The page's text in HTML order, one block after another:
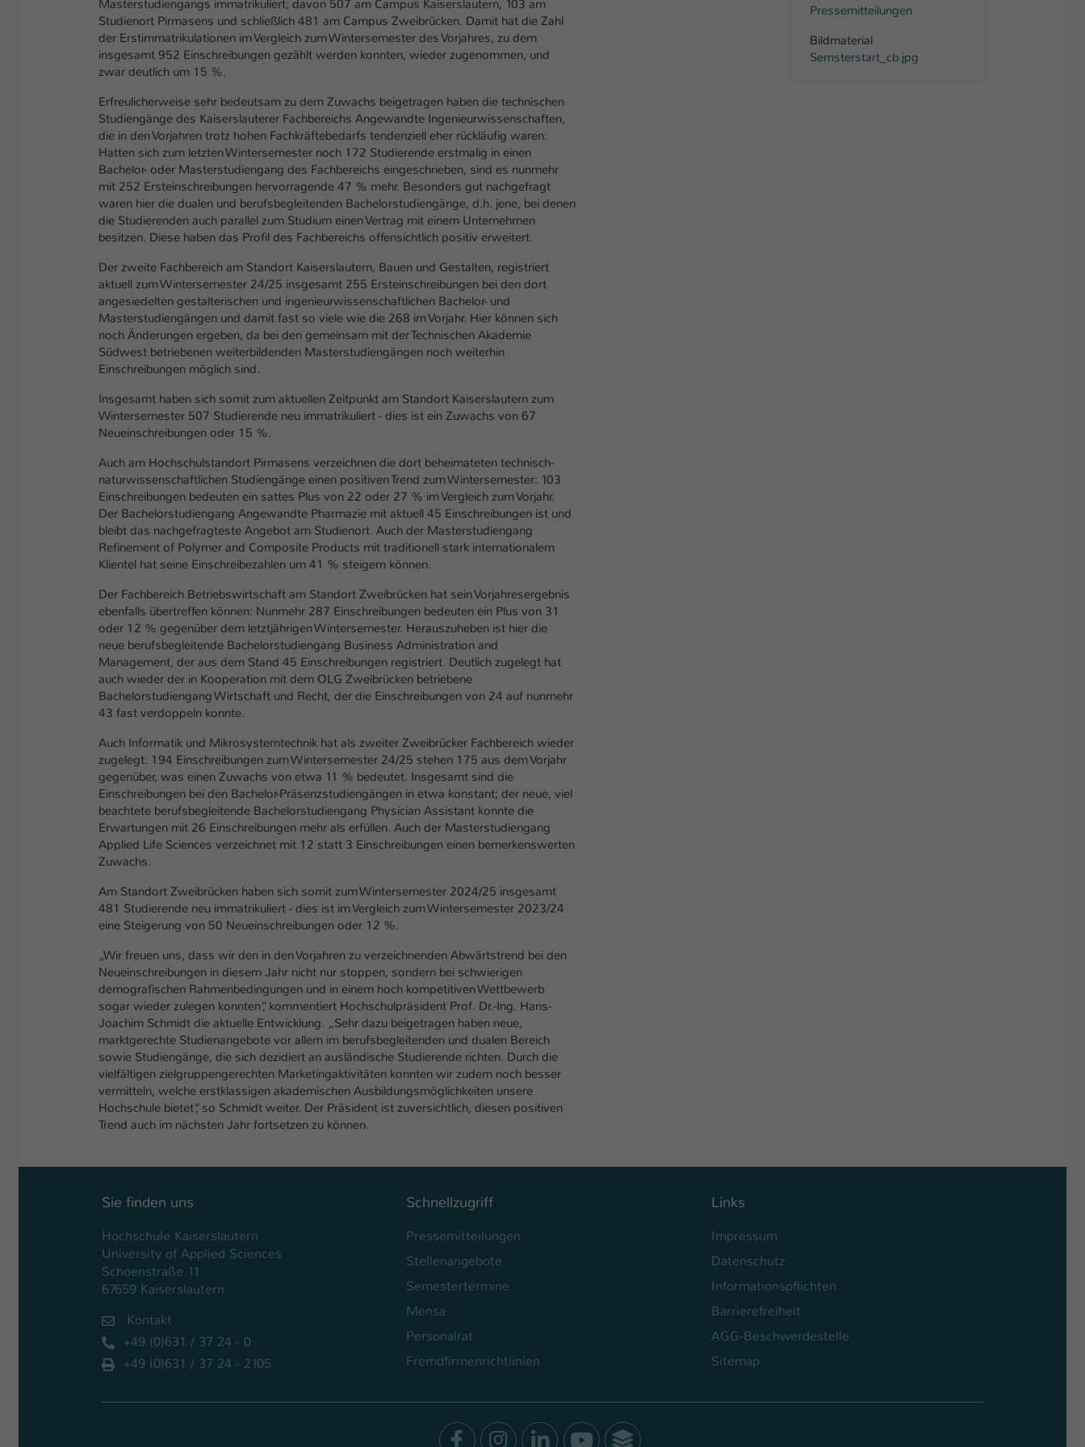
Masterstudiengangs immatrikuliert; davon 507 am Campus Kaiserslautern, 103 am
Studienort Pirmasens und schließlich 481 am Campus Zweibrücken. Damit hat die Zahl
der Erstimmatrikulationen im Vergleich zum Wintersemester des Vorjahres, zu dem
insgesamt 952 Einschreibungen gezählt werden konnten, wieder zugenommen, und
zwar deutlich um 15 %.
Erfreulicherweise sehr bedeutsam zu dem Zuwachs beigetragen haben die technischen
Studiengänge des Kaiserslauterer Fachbereichs Angewandte Ingenieurwissenschaften,
die in den Vorjahren trotz hohen Fachkräftebedarfs tendenziell eher rückläufig waren:
Hatten sich zum letzten Wintersemester noch 172 Studierende erstmalig in einen
Bachelor- oder Masterstudiengang des Fachbereichs eingeschrieben, sind es nunmehr
mit 252 Ersteinschreibungen hervorragende 47 % mehr. Besonders gut nachgefragt
waren hier die dualen und berufsbegleitenden Bachelorstudiengänge, d.h. jene, bei denen
die Studierenden auch parallel zum Studium einen Vertrag mit einem Unternehmen
besitzen. Diese haben das Profil des Fachbereichs offensichtlich positiv erweitert.
Der zweite Fachbereich am Standort Kaiserslautern, Bauen und Gestalten, registriert
aktuell zum Wintersemester 24/25 insgesamt 255 Ersteinschreibungen bei den dort
angesiedelten gestalterischen und ingenieurwissenschaftlichen Bachelor- und
Masterstudiengängen und damit fast so viele wie die 268 im Vorjahr. Hier können sich
noch Änderungen ergeben, da bei den gemeinsam mit der Technischen Akademie
Südwest betriebenen weiterbildenden Masterstudiengängen noch weiterhin
Einschreibungen möglich sind.
Insgesamt haben sich somit zum aktuellen Zeitpunkt am Standort Kaiserslautern zum
Wintersemester 507 Studierende neu immatrikuliert - dies ist ein Zuwachs von 67
Neueinschreibungen oder 15 %.
Auch am Hochschulstandort Pirmasens verzeichnen die dort beheimateten technisch-
naturwissenschaftlichen Studiengänge einen positiven Trend zum Wintersemester: 103
Einschreibungen bedeuten ein sattes Plus von 22 oder 27 % im Vergleich zum Vorjahr.
Der Bachelorstudiengang Angewandte Pharmazie mit aktuell 45 Einschreibungen ist und
bleibt das nachgefragteste Angebot am Studienort. Auch der Masterstudiengang
Refinement of Polymer and Composite Products mit traditionell stark internationalem
Klientel hat seine Einschreibezahlen um 41 % steigern können.
Der Fachbereich Betriebswirtschaft am Standort Zweibrücken hat sein Vorjahresergebnis
ebenfalls übertreffen können: Nunmehr 287 Einschreibungen bedeuten ein Plus von 31
oder 12 % gegenüber dem letztjährigen Wintersemester. Herauszuheben ist hier die
neue berufsbegleitende Bachelorstudiengang Business Administration and
Management, der aus dem Stand 45 Einschreibungen registriert. Deutlich zugelegt hat
auch wieder der in Kooperation mit dem OLG Zweibrücken betriebene
Bachelorstudiengang Wirtschaft und Recht, der die Einschreibungen von 24 auf nunmehr
43 fast verdoppeln konnte.
Auch Informatik und Mikrosystemtechnik hat als zweiter Zweibrücker Fachbereich wieder
zugelegt: 194 Einschreibungen zum Wintersemester 24/25 stehen 175 aus dem Vorjahr
gegenüber, was einen Zuwachs von etwa 11 % bedeutet. Insgesamt sind die
Einschreibungen bei den Bachelor-Präsenzstudiengängen in etwa konstant; der neue, viel
beachtete berufsbegleitende Bachelorstudiengang Physician Assistant konnte die
Erwartungen mit 26 Einschreibungen mehr als erfüllen. Auch der Masterstudiengang
Applied Life Sciences verzeichnet mit 12 statt 3 Einschreibungen einen bemerkenswerten
Zuwachs.
Am Standort Zweibrücken haben sich somit zum Wintersemester 2024/25 insgesamt
481 Studierende neu immatrikuliert - dies ist im Vergleich zum Wintersemester 2023/24
eine Steigerung von 50 Neueinschreibungen oder 12 %.
„Wir freuen uns, dass wir den in den Vorjahren zu verzeichnenden Abwärtstrend bei den
Neueinschreibungen in diesem Jahr nicht nur stoppen, sondern bei schwierigen
demografischen Rahmenbedingungen und in einem hoch kompetitiven Wettbewerb
sogar wieder zulegen konnten“, kommentiert Hochschulpräsident Prof. Dr.-Ing. Hans-
Joachim Schmidt die aktuelle Entwicklung. „Sehr dazu beigetragen haben neue,
marktgerechte Studienangebote vor allem im berufsbegleitenden und dualen Bereich
sowie Studiengänge, die sich dezidiert an ausländische Studierende richten. Durch die
vielfältigen zielgruppengerechten Marketingaktivitäten konnten wir zudem noch besser
vermitteln, welche erstklassigen akademischen Ausbildungsmöglichkeiten unsere
Hochschule bietet“, so Schmidt weiter. Der Präsident ist zuversichtlich, diesen positiven
Trend auch im nächsten Jahr fortsetzen zu können.
Pressemitteilungen
Bildmaterial
Semsterstart_cb.jpg
Sie finden uns
Hochschule Kaiserslautern
University of Applied Sciences
Schoenstraße 11
67659 Kaiserslautern
Kontakt
+49 (0)631 / 37 24 - 0
+49 (0)631 / 37 24 - 2105
Schnellzugriff
Pressemitteilungen
Stellenangebote
Semestertermine
Mensa
Personalrat
Fremdfirmenrichtlinien
Links
Impressum
Datenschutz
Informationspflichten
Barrierefreiheit
AGG-Beschwerdestelle
Sitemap
Facebook
Instagram
LinkedIn
YoutubeSocialWall
Name cookie_optin
Laufzeit 1 Jahr
Zweck
Dieses Cookie wird verwendet, um Ihre Cookie-
Einstellungen für diese Website zu speichern.
Name SgCookieOptin.lastPreferences
Anbieter TYPO3
Laufzeit 1 Jahr
Zweck
Dieser Wert speichert Ihre Consent-
Einstellungen. Unter anderem eine zufällig
generierte ID, für die historische Speicherung
Anbieter TYPO3
Laufzeit 1 Woche
Dieses Cookie ist ein Standard-Session-Cookie
Benutzer wiedererkannt werden und es wird
ihm Zugang zu geschützten Bereichen gewährt.
Name be_typo_user
Anbieter TYPO3
Zweck
Dieser Cookie teilt der Webseite mit, ob ein
Besucher im Typo3-Backend angemeldet ist und
Rechte besitzt diese zu verwalten.
Cookie-Informationen anzeigen
Diese Cookies werden verwendet um das Nutzungsverhalten der
Besucher auf der Website nachzuverfolgen. Die erhobenen Daten
werden anonymisiert und ausschließlich für interne Zwecke
verwendet.
Name _pk_*.*
Anbieter Hochschule Kaiserslautern
Zweck
Cookie von Matomo für Website-Analysen.
Erzeugt statistische Daten darüber, wie der
Besucher die Website nutzt.
Cookie-Informationen anzeigen
Externe Inhalte
Wir verwenden auf unserer Website externe Inhalte (Youtube,
Vimeo, Issuu), um Ihnen zusätzliche Informationen anzubieten.